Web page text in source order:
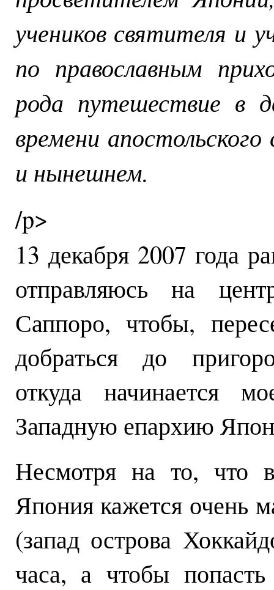
учеников святителя и
по православным
рода путешествие в
времени
и нынешнем.
/p>
13 декабря 2007 года
отправляюсь на
Саппоро, чтобы,
добраться до
откуда начинается
Западную епархию
Несмотря на то, что
Япония кажется очень
(запад острова
часа, а чтобы